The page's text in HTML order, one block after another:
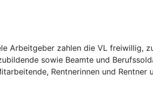
Arbeitgeber zahlen die VL freiwillig,
sowie Beamte und
Rentnerinnen und Rentner